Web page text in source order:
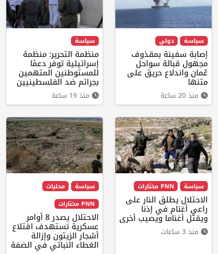
سياسة دولي
إصابة سفينة بمقذوف
مجهول قبالة سواحل
عُمان واندلاع حريق على
متنها
منذ 20 ساعة
سياسة
منظمة التحرير: منظمة
إسرائيلية توفر دعمًا
للمستوطنين المتهمين
بجرائم ضد الفلسطينيين
منذ 19 ساعة
سياسة PNN مختارات
الاحتلال يطلق النار على
راعي أغنام في إذنا
ويقتل أغناما ويصيب أخرى
منذ 3 ساعات
سياسة
محليات
PNN مختارات
الاحتلال يصدر 8 أوامر
عسكرية تستهدف اقتلاع
أشجار الزيتون وإزالة
الغطاء النباتي في الضفة